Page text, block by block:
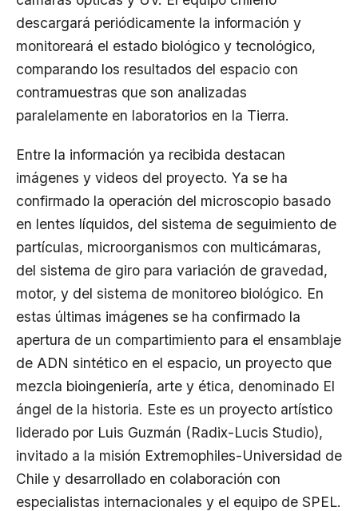
descargará periódicamente la información y
monitoreará el estado biológico y tecnológico,
comparando los resultados del espacio con
contramuestras que son analizadas
paralelamente en laboratorios en la Tierra.
Entre la información ya recibida destacan
imágenes y videos del proyecto. Ya se ha
confirmado la operación del microscopio basado
en lentes líquidos, del sistema de seguimiento de
partículas, microorganismos con multicámaras,
del sistema de giro para variación de gravedad,
motor, y del sistema de monitoreo biológico. En
estas últimas imágenes se ha confirmado la
apertura de un compartimiento para el ensamblaje
de ADN sintético en el espacio, un proyecto que
mezcla bioingeniería, arte y ética, denominado El
ángel de la historia. Este es un proyecto artístico
liderado por Luis Guzmán (Radix-Lucis Studio),
invitado a la misión Extremophiles-Universidad de
Chile y desarrollado en colaboración con
especialistas internacionales y el equipo de SPEL.